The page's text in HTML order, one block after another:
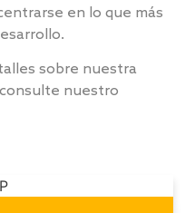
en lo que más
sobre nuestra
nuestro